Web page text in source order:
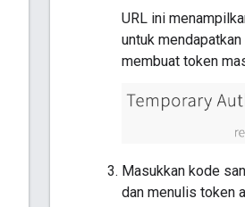
URL ini
untuk
membuat token
Masukkan kode
dan menulis token